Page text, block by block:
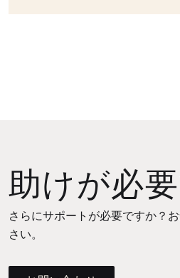
助けが必
さらにサポートが必要ですか？
さい。